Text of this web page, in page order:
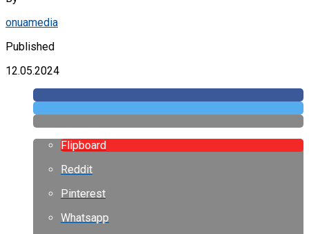
onuamedia
Published
12.05.2024
Flipboard
Reddit
Pinterest
Whatsapp